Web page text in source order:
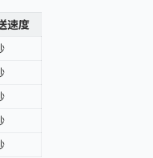
速度